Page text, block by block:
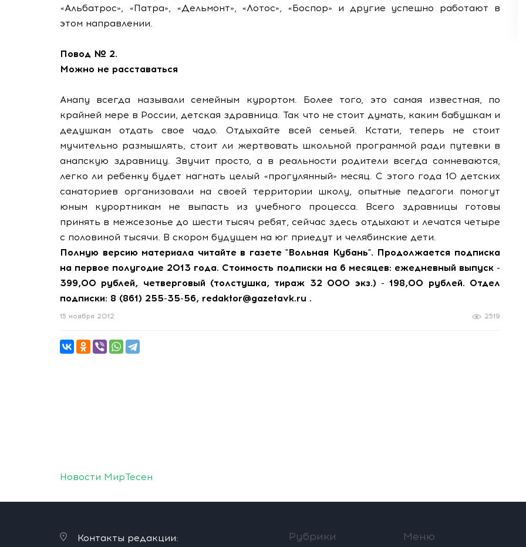
«Альбатрос», «Патра», «Дельмонт», «Лотос», «Боспор» и другие успешно работают в
этом направлении.
Повод № 2.
Можно не расставаться
Анапу всегда называли семейным курортом. Более того, это самая известная, по
крайней мере в России, детская здравница. Так что не стоит думать, каким бабушкам и
дедушкам отдать свое чадо. Отдыхайте всей семьей. Кстати, теперь не стоит
мучительно размышлять, стоит ли жертвовать школьной программой ради путевки в
анапскую здравницу. Звучит просто, а в реальности родители всегда сомневаются,
легко ли ребенку будет нагнать целый «прогулянный» месяц. С этого года 10 детских
санаториев организовали на своей территории школу, опытные педагоги помогут
юным курортникам не выпасть из учебного процесса. Всего здравницы готовы
принять в межсезонье до шести тысяч ребят, сейчас здесь отдыхают и лечатся четыре
с половиной тысячи. В скором будущем на юг приедут и челябинские дети.
Полную версию материала читайте в газете "Вольная Кубань". Продолжается подписка
на первое полугодие 2013 года. Стоимость подписки на 6 месяцев: ежедневный выпуск -
399,00 рублей, четверговый (толстушка, тираж 32 000 экз.) - 198,00 рублей. Отдел
подписки: 8 (861) 255-35-56, redaktor@gazetavk.ru .
2519
15 ноября 2012
Новости МирТесен
Контакты редакции:
Рубрики Меню